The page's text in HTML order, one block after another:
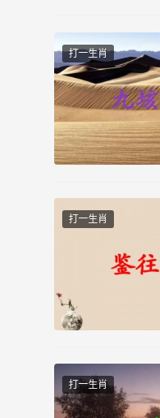
打一生肖
打一生肖
打一生肖